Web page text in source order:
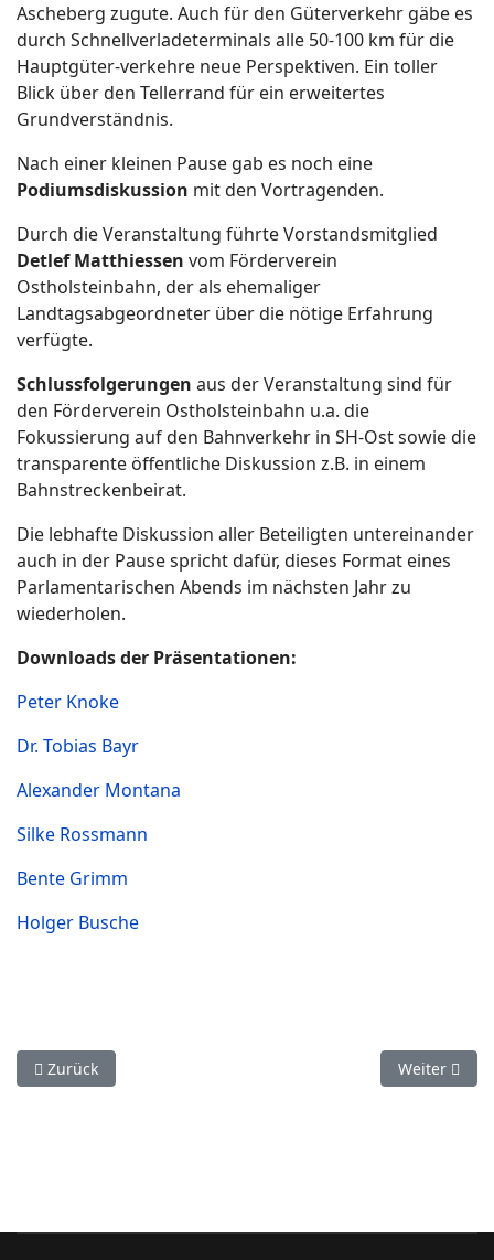
Ascheberg zugute. Auch für den Güterverkehr gäbe es
durch Schnellverladeterminals alle 50-100 km für die
Hauptgüter-verkehre neue Perspektiven. Ein toller
Blick über den Tellerrand für ein erweitertes
Grundverständnis.
Nach einer kleinen Pause gab es noch eine
Podiumsdiskussion mit den Vortragenden.
Durch die Veranstaltung führte Vorstandsmitglied
Detlef Matthiessen vom Förderverein
Ostholsteinbahn, der als ehemaliger
Landtagsabgeordneter über die nötige Erfahrung
verfügte.
Schlussfolgerungen aus der Veranstaltung sind für
den Förderverein Ostholsteinbahn u.a. die
Fokussierung auf den Bahnverkehr in SH-Ost sowie die
transparente öffentliche Diskussion z.B. in einem
Bahnstreckenbeirat.
Die lebhafte Diskussion aller Beteiligten untereinander
auch in der Pause spricht dafür, dieses Format eines
Parlamentarischen Abends im nächsten Jahr zu
wiederholen.
Downloads der Präsentationen:
Peter Knoke
Dr. Tobias Bayr
Alexander Montana
Silke Rossmann
Bente Grimm
Holger Busche
Vorheriger Beitrag: Bahntechnikkonferenz in Kiel
Zurück Nächster
Weiter